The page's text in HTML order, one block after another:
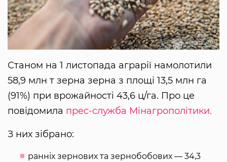
Станом на 1 листопада аграрії намолотили
58,9 млн т зерна зерна з площі 13,5 млн га
(91%) при врожайності 43,6 ц/га. Про це
повідомила прес-служба Мінагрополітики.
З них зібрано:
ранніх зернових та зернобобових — 34,3